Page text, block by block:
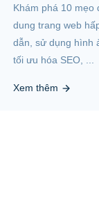
Khám phá 10 mẹo
dung trang web
dẫn, sử dụng hình
tối ưu hóa SEO, ...
Xem thêm